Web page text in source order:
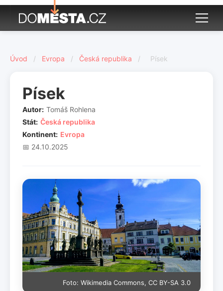
Úvod / Evropa / Česká republika / Písek
Písek
Autor: Tomáš Rohlena
Stát: Česká republika
Kontinent: Evropa
📅 24.10.2025
Foto: Wikimedia Commons, CC BY-SA 3.0